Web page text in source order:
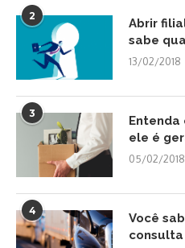
2
Abrir
sabe
13/02/2018
3
Entenda
ele é
05/02/2018
4
Você
consulta